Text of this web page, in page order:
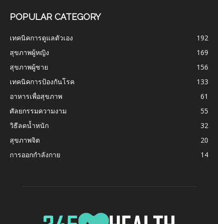
POPULAR CATEGORY
เทคนิคการดูแลตัวเอง
192
สุขภาพผู้หญิง
169
สุขภาพผู้ชาย
156
เทคนิคการป้องกันโรค
133
อาหารเพื่อสุขภาพ
61
ศัลยกรรมความงาม
55
วิธีลดน้ำหนัก
32
สุขภาพจิต
20
การออกกำลังกาย
14